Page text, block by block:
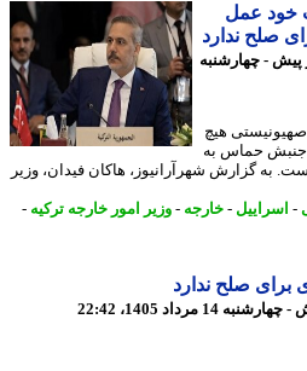
عمل
ندارد
- چهارشنبه
هیچ
حماس به
شهرآرانیوز، هاکان فیدان، وزیر
-خارجه-وزیر امور خارجه ترکیه-
صلح ندارد